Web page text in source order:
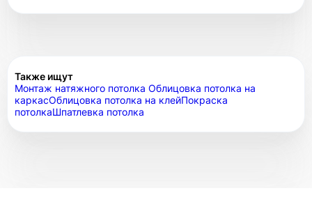
Также ищут
Монтаж натяжного потолка Облицовка потолка на
каркасОблицовка потолка на клейПокраска
потолкаШпатлевка потолка